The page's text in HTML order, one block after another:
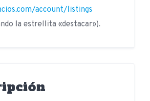
account/listings
la estrellita «destacar»).